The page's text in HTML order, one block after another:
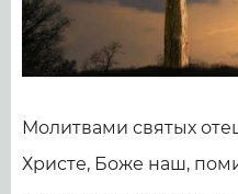
Молитвами святых
Христе, Боже наш,